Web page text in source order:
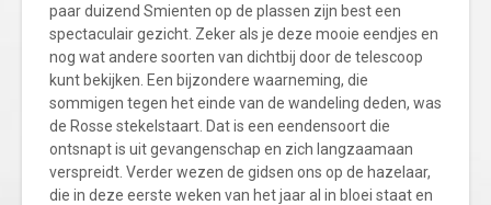
paar duizend Smienten op de plassen zijn best een
spectaculair gezicht. Zeker als je deze mooie eendjes en
nog wat andere soorten van dichtbij door de telescoop
kunt bekijken. Een bijzondere waarneming, die
sommigen tegen het einde van de wandeling deden, was
de Rosse stekelstaart. Dat is een eendensoort die
ontsnapt is uit gevangenschap en zich langzaamaan
verspreidt. Verder wezen de gidsen ons op de hazelaar,
die in deze eerste weken van het jaar al in bloei staat en